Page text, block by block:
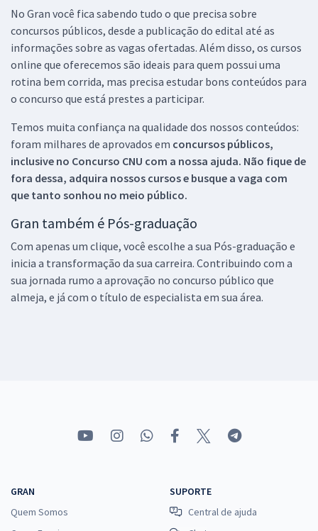
No Gran você fica sabendo tudo o que precisa sobre
concursos públicos, desde a publicação do edital até as
informações sobre as vagas ofertadas. Além disso, os cursos
online que oferecemos são ideais para quem possui uma
rotina bem corrida, mas precisa estudar bons conteúdos para
o concurso que está prestes a participar.
Temos muita confiança na qualidade dos nossos conteúdos:
foram milhares de aprovados em concursos públicos,
inclusive no Concurso CNU com a nossa ajuda. Não fique de
fora dessa, adquira nossos cursos e busque a vaga com
que tanto sonhou no meio público.
Gran também é Pós-graduação
Com apenas um clique, você escolhe a sua Pós-graduação e
inicia a transformação da sua carreira. Contribuindo com a
sua jornada rumo a aprovação no concurso público que
almeja, e já com o título de especialista em sua área.
GRAN
Quem Somos
SUPORTE
Central de ajuda